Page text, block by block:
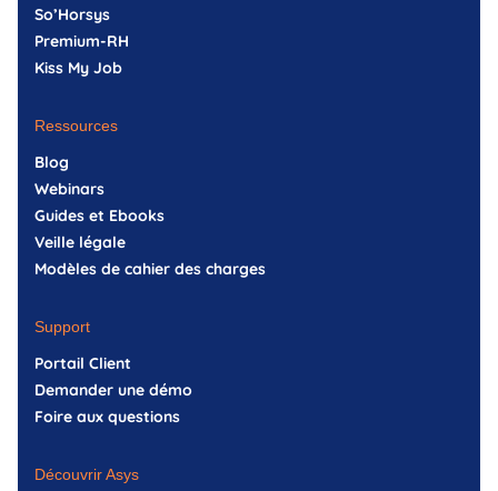
So’Horsys
Premium-RH
Kiss My Job
Ressources
Blog
Webinars
Guides et Ebooks
Veille légale
Modèles de cahier des charges
Support
Portail Client
Demander une démo
Foire aux questions
Découvrir Asys